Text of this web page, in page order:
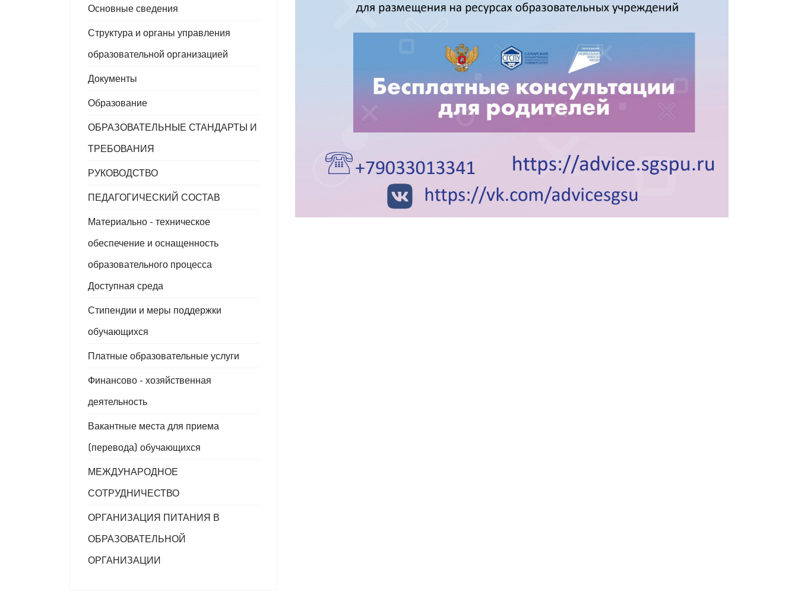
Основные сведения
Структура и органы управления
образовательной организацией
Документы
Образование
ОБРАЗОВАТЕЛЬНЫЕ СТАНДАРТЫ И
ТРЕБОВАНИЯ
РУКОВОДСТВО
ПЕДАГОГИЧЕСКИЙ СОСТАВ
Материально - техническое
обеспечение и оснащенность
образовательного процесса
Доступная среда
Стипендии и меры поддержки
обучающихся
Платные образовательные услуги
Финансово - хозяйственная
деятельность
Вакантные места для приема
(перевода) обучающихся
МЕЖДУНАРОДНОЕ
СОТРУДНИЧЕСТВО
ОРГАНИЗАЦИЯ ПИТАНИЯ В
ОБРАЗОВАТЕЛЬНОЙ
ОРГАНИЗАЦИИ